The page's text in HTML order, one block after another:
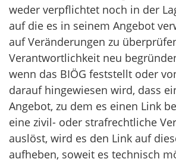
weder verpflichtet noch in der
auf die es in seinem Angebot
auf Veränderungen zu
Verantwortlichkeit neu
wenn das BIÖG feststellt oder
darauf hingewiesen wird, dass
Angebot, zu dem es einen Link
eine zivil- oder strafrechtliche
auslöst, wird es den Link auf
aufheben, soweit es technisch